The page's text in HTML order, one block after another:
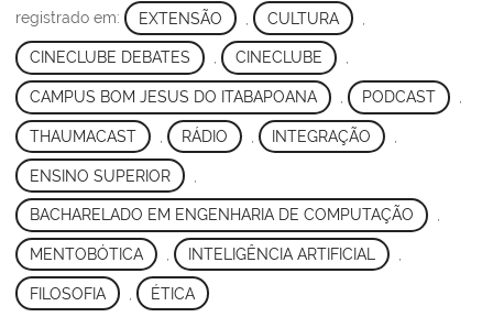
registrado em: EXTENSÃO CULTURA
CINECLUBE DEBATES , CINECLUBE ,
CAMPUS BOM JESUS DO ITABAPOANA PODCAST
THAUMACAST RÁDIO INTEGRAÇÃO
ENSINO SUPERIOR
BACHARELADO EM ENGENHARIA DE COMPUTAÇÃO ,
MENTOBÓTICA INTELIGÊNCIA ARTIFICIAL
FILOSOFIA ÉTICA